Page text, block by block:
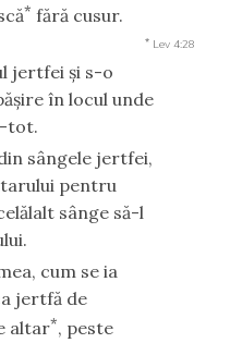
* fără cusur.
* Lev 4:28
jertfei şi s-o
în locul unde
tot.
sângele jertfei,
pentru
sânge să-l
cum se ia
jertfă de
altar*, peste